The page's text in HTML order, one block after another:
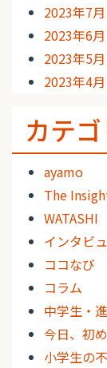
2023年7月
2023年6月
2023年5月
2023年4月
カテ
ayamo
The
WATASHI
インタビ
ココなび
コラム
中学生・
今日、初
小学生の